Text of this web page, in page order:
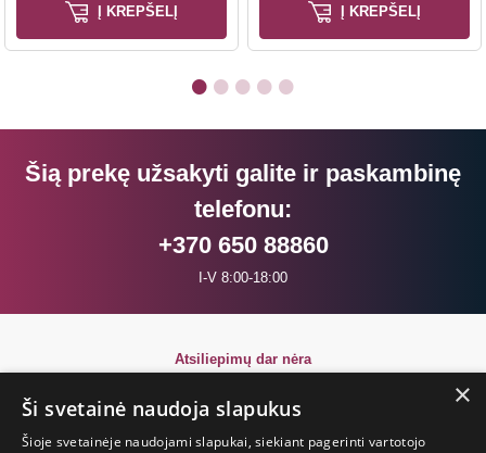
Į KREPŠELĮ Į KREPŠELĮ
Šią prekę užsakyti galite ir paskambinę
telefonu:
+370 650 88860
I-V 8:00-18:00
Atsiliepimų dar nėra
×
Ši svetainė naudoja slapukus
Šioje svetainėje naudojami slapukai, siekiant pagerinti vartotojo